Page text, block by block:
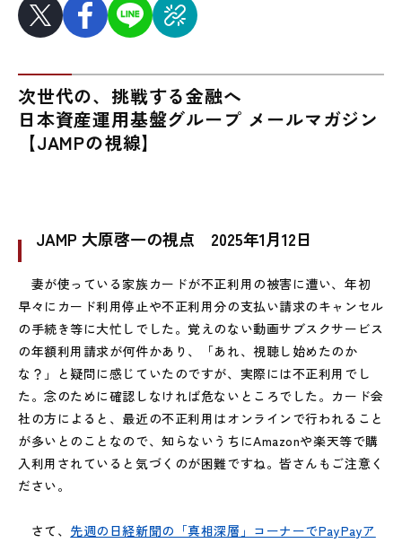
次世代の、挑戦する金融へ
日本資産運用基盤グループ メールマガジン
【JAMPの視線】
JAMP 大原啓一の視点 2025年1月12日
妻が使っている家族カードが不正利用の被害に遭い、年初
早々にカード利用停止や不正利用分の支払い請求のキャンセル
の手続き等に大忙しでした。覚えのない動画サブスクサービス
の年額利用請求が何件かあり、「あれ、視聴し始めたのか
な？」と疑問に感じていたのですが、実際には不正利用でし
た。念のために確認しなければ危ないところでした。カード会
社の方によると、最近の不正利用はオンラインで行われること
が多いとのことなので、知らないうちにAmazonや楽天等で購
入利用されていると気づくのが困難ですね。皆さんもご注意く
ださい。
さて、 先週の日経新聞の「真相深層」コーナーでPayPayア